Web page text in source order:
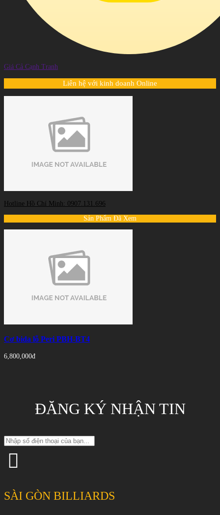
Giá Cả Cạnh Tranh
Liên hệ với kinh doanh Online
Hotline Hồ Chí Minh: 0907.131.696
Sản Phẩm Đã Xem
Cơ bida lỗ Peri PBH-BT4
6,800,000đ
ĐĂNG KÝ NHẬN TIN
SÀI GÒN BILLIARDS